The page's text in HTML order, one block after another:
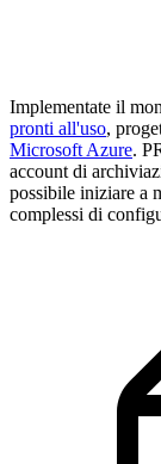
Implementate il
pronti all'uso,
Microsoft Azure.
account di
possibile iniziare a
complessi di